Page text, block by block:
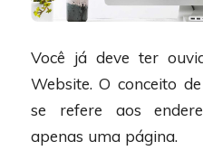
Você já deve ter
Website. O conceito
se refere aos
apenas uma página.